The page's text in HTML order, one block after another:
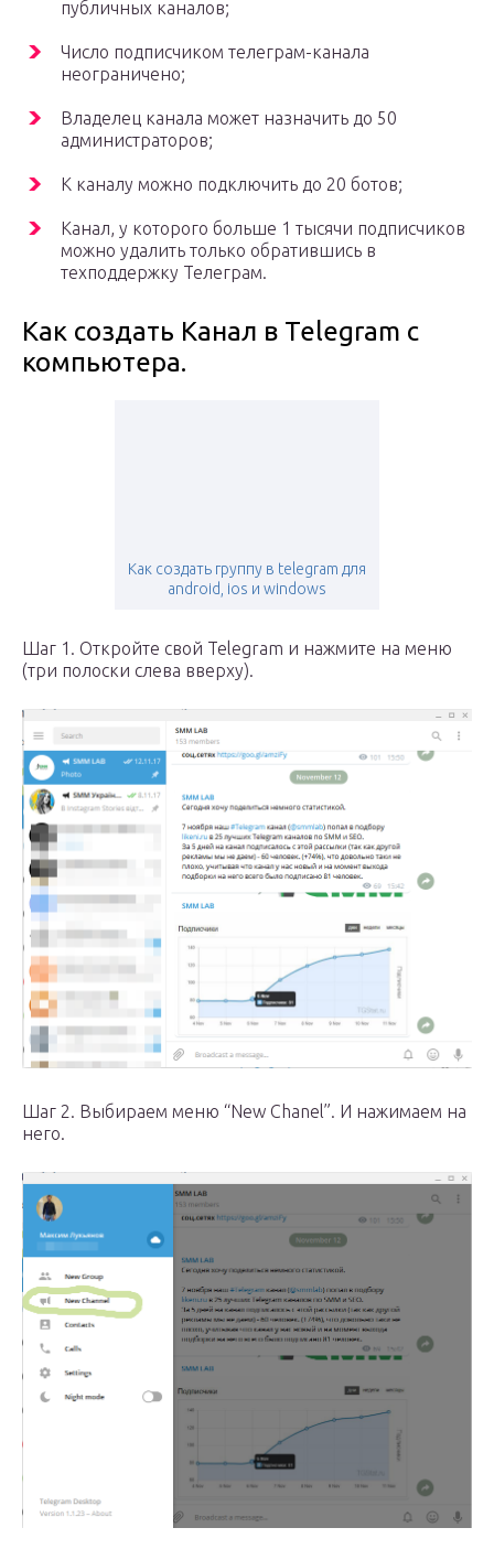
публичных каналов;
Число подписчиком телеграм-канала
неограничено;
Владелец канала может назначить до 50
администраторов;
К каналу можно подключить до 20 ботов;
Канал, у которого больше 1 тысячи подписчиков
можно удалить только обратившись в
техподдержку Телеграм.
Как создать Канал в Telegram с
компьютера.
Как создать группу в telegram для
android, ios и windows
Шаг 1. Откройте свой Telegram и нажмите на меню
(три полоски слева вверху).
Шаг 2. Выбираем меню “New Chanel”. И нажимаем на
него.